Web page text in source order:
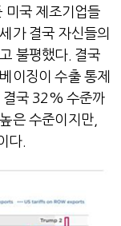
미국 제조기업들
가 결국 자신들의
불평했다. 결국
이징이 수출 통제
결국 32%수준까
은 수준이지만
다.